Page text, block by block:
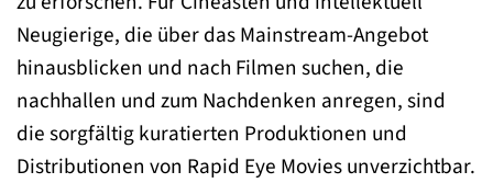
Neugierige, die über das Mainstream-Angebot
hinausblicken und nach Filmen suchen, die
nachhallen und zum Nachdenken anregen, sind
die sorgfältig kuratierten Produktionen und
Distributionen von Rapid Eye Movies unverzichtbar.